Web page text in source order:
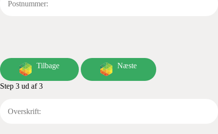
Tilbage Næste
Step 3 ud af 3